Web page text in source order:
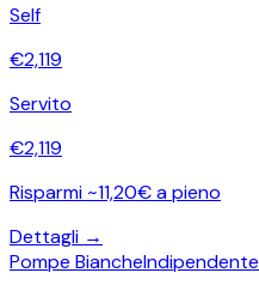
Self
€2,119
Servito
€2,119
Risparmi ~11,20€ a pieno
Dettagli →
Pompe BiancheIndipendente